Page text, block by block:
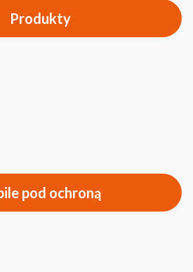
Produkty
pod ochroną